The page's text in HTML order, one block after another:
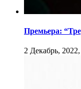
Премьера:
2 Декабрь,